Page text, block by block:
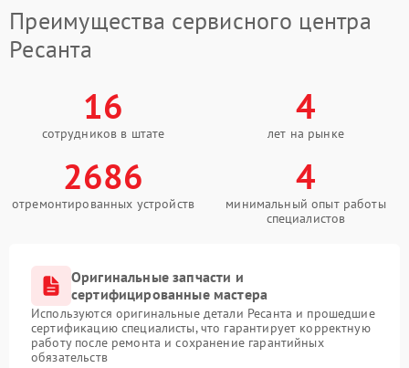
Преимущества сервисного центра
Ресанта
16
сотрудников в штате
4
лет на рынке
2686
отремонтированных устройств
4
минимальный опыт работы
специалистов
Оригинальные запчасти и
сертифицированные мастера
Используются оригинальные детали Ресанта и прошедшие
сертификацию специалисты, что гарантирует корректную
работу после ремонта и сохранение гарантийных
обязательств